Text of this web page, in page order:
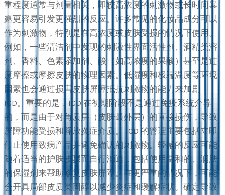
重程度通常与剂量相关，即较高浓度的刺激物或长时间暴
露更容易引发更强烈的反应。许多常见的化妆品成分可以
作为刺激物，特别是在高浓度或皮肤受损的情况下使用。
例如，一些清洁剂中发现的刺激性界面活性剂、酒精类溶
剂、香料、色素添加剂、酸（如高浓度的果酸）甚至是过
度摩擦或摩擦皮肤的物理因素。低湿度和极端温度等环境
因素也会通过损害皮肤屏障抵抗刺激物的能力来加剧
ICD。重要的是，ICD 在初期阶段不是通过免疫系统介导
的，而是由于对角质层（皮肤最外层）的直接损伤，导致
屏障功能受损和释放炎症介质。 ICD 的管理主要包括立即
停止使用致病产品并避免确认的刺激物。轻微的反应可能
随着适当的护肤步骤而自行消退，包括使用温和的、润肤
的保湿剂来帮助修复皮肤屏障。在更严重的情况下，可能
会开具局部皮质类固醇以减少炎症和缓解症状。确定导致